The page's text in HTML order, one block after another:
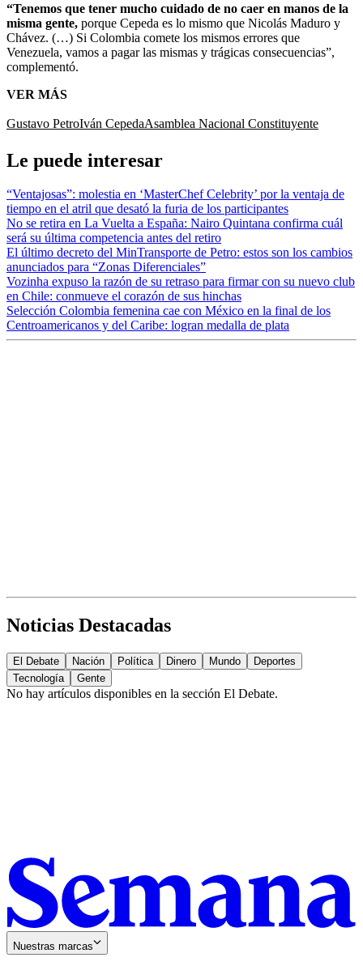
“Tenemos que tener mucho cuidado de no caer en manos de la
misma gente, porque Cepeda es lo mismo que Nicolás Maduro y
Chávez. (…) Si Colombia comete los mismos errores que
Venezuela, vamos a pagar las mismas y trágicas consecuencias”,
complementó.
VER MÁS
Gustavo PetroIván CepedaAsamblea Nacional Constituyente
Le puede interesar
“Ventajosas”: molestia en ‘MasterChef Celebrity’ por la ventaja de
tiempo en el atril que desató la furia de los participantes
No se retira en La Vuelta a España: Nairo Quintana confirma cuál
será su última competencia antes del retiro
El último decreto del MinTransporte de Petro: estos son los cambios
anunciados para “Zonas Diferenciales”
Vozinha expuso la razón de su retraso para firmar con su nuevo club
en Chile: conmueve el corazón de sus hinchas
Selección Colombia femenina cae con México en la final de los
Centroamericanos y del Caribe: logran medalla de plata
Noticias Destacadas
El Debate Nación Política Dinero Mundo
Deportes
Tecnología
Gente
No hay artículos disponibles en la sección El Debate.
Nuestras marcas